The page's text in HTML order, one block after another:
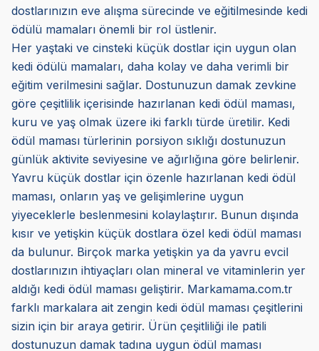
dostlarınızın eve alışma sürecinde ve eğitilmesinde kedi
ödülü mamaları önemli bir rol üstlenir.
Her yaştaki ve cinsteki küçük dostlar için uygun olan
kedi ödülü mamaları, daha kolay ve daha verimli bir
eğitim verilmesini sağlar. Dostunuzun damak zevkine
göre çeşitlilik içerisinde hazırlanan kedi ödül maması,
kuru ve yaş olmak üzere iki farklı türde üretilir. Kedi
ödül maması türlerinin porsiyon sıklığı dostunuzun
günlük aktivite seviyesine ve ağırlığına göre belirlenir.
Yavru küçük dostlar için özenle hazırlanan kedi ödül
maması, onların yaş ve gelişimlerine uygun
yiyeceklerle beslenmesini kolaylaştırır. Bunun dışında
kısır ve yetişkin küçük dostlara özel kedi ödül maması
da bulunur. Birçok marka yetişkin ya da yavru evcil
dostlarınızın ihtiyaçları olan mineral ve vitaminlerin yer
aldığı kedi ödül maması geliştirir. Markamama.com.tr
farklı markalara ait zengin kedi ödül maması çeşitlerini
sizin için bir araya getirir. Ürün çeşitliliği ile patili
dostunuzun damak tadına uygun ödül maması